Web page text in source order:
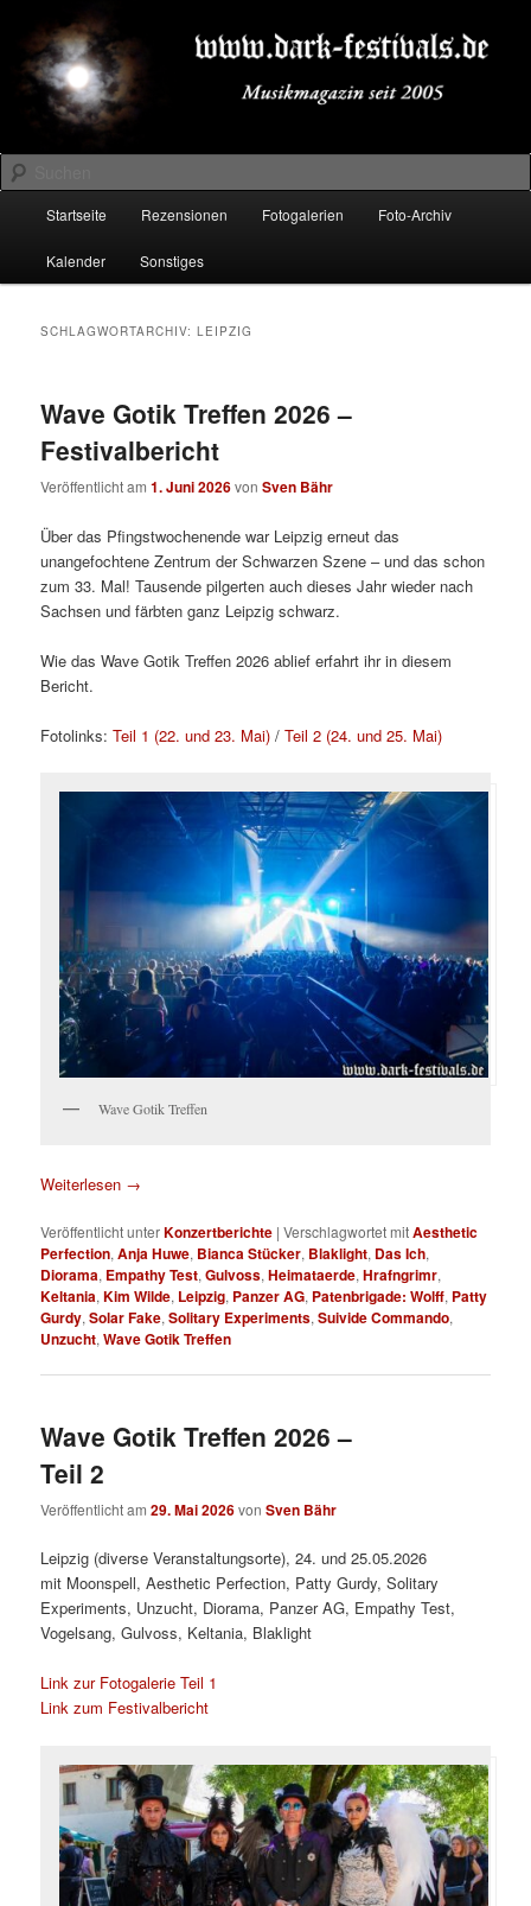
primären
Inhalt
springen
sekundären
Inhalt
springenDARK-FESTIVALS.DE
Suchen
Startseite Rezensionen Fotogalerien Foto-Archiv
Kalender Sonstiges
SCHLAGWORTARCHIV:LEIPZIG
Wave Gotik Treffen 2026 –
Festivalbericht
Veröffentlicht am1. Juni 2026vonSven Bähr
Über das Pfingstwochenende war Leipzig erneut das
unangefochtene Zentrum der Schwarzen Szene – und das schon
zum 33. Mal! Tausende pilgerten auch dieses Jahr wieder nach
Sachsen und färbten ganz Leipzig schwarz.
Wie das Wave Gotik Treffen 2026 ablief erfahrt ihr in diesem
Bericht.
Fotolinks:Teil 1 (22. und 23. Mai) /Teil 2 (24. und 25. Mai)
Wave Gotik Treffen
Weiterlesen →
Veröffentlicht unterKonzertberichte |Verschlagwortet mitAesthetic
Perfection,Anja Huwe, Bianca Stücker, Blaklight, Das Ich,
Diorama, Empathy Test,Gulvoss,Heimataerde,Hrafngrimr,
Keltania,Kim Wilde, Leipzig, Panzer AG, Patenbrigade: Wolff, Patty
Gurdy,Solar Fake,Solitary Experiments,Suivide Commando,
Unzucht,Wave Gotik Treffen
Wave Gotik Treffen 2026 –
Teil 2
Veröffentlicht am29. Mai 2026vonSven Bähr
Leipzig (diverse Veranstaltungsorte), 24. und 25.05.2026
mit Moonspell, Aesthetic Perfection, Patty Gurdy, Solitary
Experiments, Unzucht, Diorama, Panzer AG, Empathy Test,
Vogelsang, Gulvoss, Keltania, Blaklight
Link zur Fotogalerie Teil 1
Link zum Festivalbericht